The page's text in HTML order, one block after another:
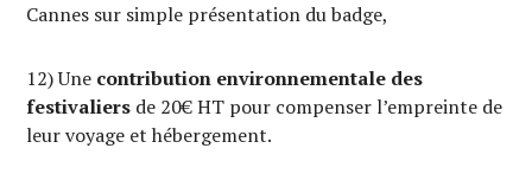
Cannes sur simple présentation du badge,
12) Une contribution environnementale des
festivaliers de 20€ HT pour compenser l’empreinte de
leur voyage et hébergement.